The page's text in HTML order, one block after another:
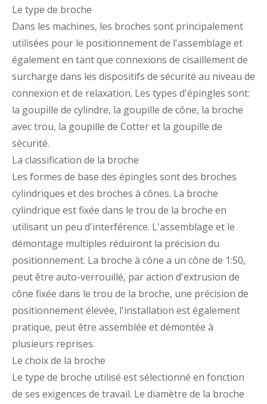
Le type de broche
Dans les machines, les broches sont principalement
utilisées pour le positionnement de l'assemblage et
également en tant que connexions de cisaillement de
surcharge dans les dispositifs de sécurité au niveau de
connexion et de relaxation. Les types d'épingles sont:
la goupille de cylindre, la goupille de cône, la broche
avec trou, la goupille de Cotter et la goupille de
sécurité.
La classification de la broche
Les formes de base des épingles sont des broches
cylindriques et des broches à cônes. La broche
cylindrique est fixée dans le trou de la broche en
utilisant un peu d'interférence. L'assemblage et le
démontage multiples réduiront la précision du
positionnement. La broche à cône a un cône de 1:50,
peut être auto-verrouillé, par action d'extrusion de
cône fixée dans le trou de la broche, une précision de
positionnement élevée, l'installation est également
pratique, peut être assemblée et démontée à
plusieurs reprises.
Le choix de la broche
Le type de broche utilisé est sélectionné en fonction
de ses exigences de travail. Le diamètre de la broche